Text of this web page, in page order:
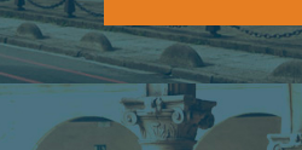
es
eu